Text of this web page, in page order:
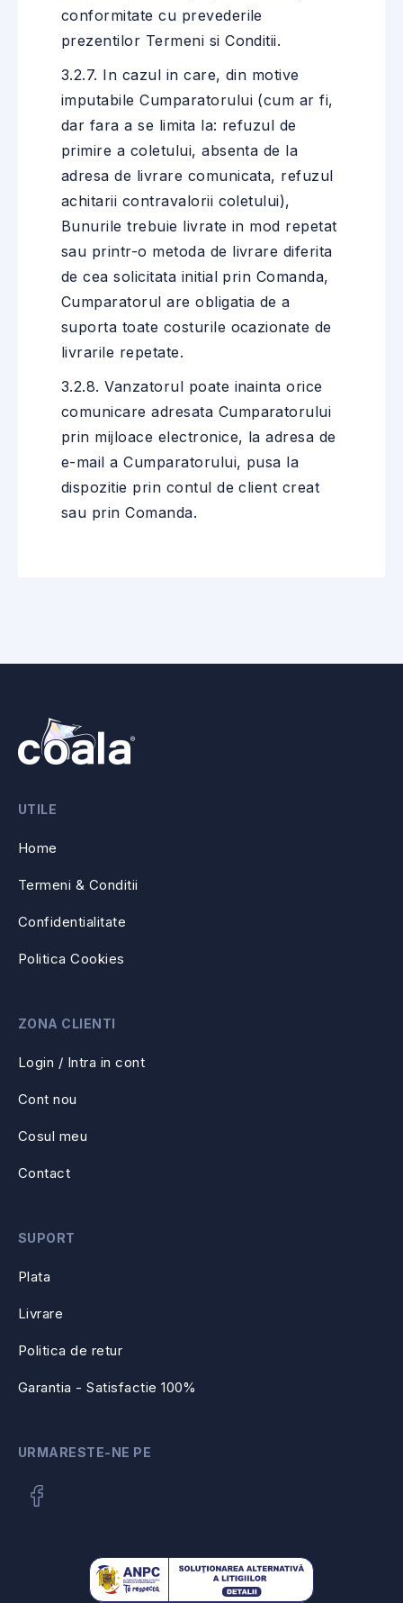
conformitate cu prevederile
prezentilor Termeni si Conditii.
3.2.7. In cazul in care, din motive
imputabile Cumparatorului (cum ar fi,
dar fara a se limita la: refuzul de
primire a coletului, absenta de la
adresa de livrare comunicata, refuzul
achitarii contravalorii coletului),
Bunurile trebuie livrate in mod repetat
sau printr-o metoda de livrare diferita
de cea solicitata initial prin Comanda,
Cumparatorul are obligatia de a
suporta toate costurile ocazionate de
livrarile repetate.
3.2.8. Vanzatorul poate inainta orice
comunicare adresata Cumparatorului
prin mijloace electronice, la adresa de
e-mail a Cumparatorului, pusa la
dispozitie prin contul de client creat
sau prin Comanda.
UTILE
Home
Termeni & Conditii
Confidentialitate
Politica Cookies
ZONA CLIENTI
Login / Intra in cont
Cont nou
Cosul meu
Contact
SUPORT
Plata
Livrare
Politica de retur
Garantia - Satisfactie 100%
URMARESTE-NE PE